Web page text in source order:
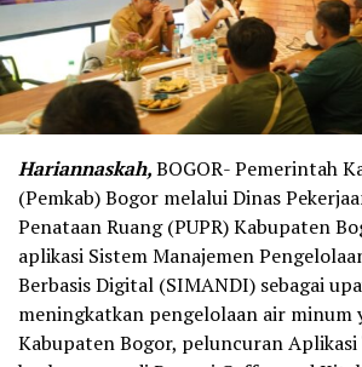
Hariannaskah,BOGOR- Pemerintah
(Pemkab) Bogor melalui Dinas
Penataan Ruang (PUPR) Kabupaten
aplikasi Sistem Manajemen
Berbasis Digital (SIMANDI) sebagai
meningkatkan pengelolaan air minum
Kabupaten Bogor, peluncuran Aplikasi